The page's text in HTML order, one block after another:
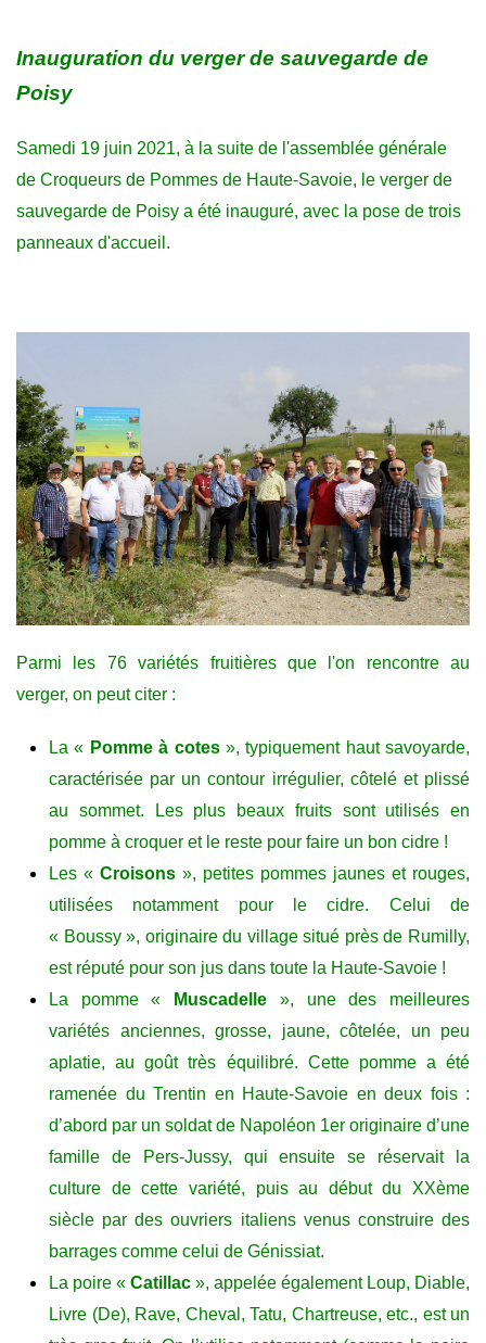
Inauguration du verger de sauvegarde de
Poisy
Samedi 19 juin 2021, à la suite de l'assemblée générale
de Croqueurs de Pommes de Haute-Savoie, le verger de
sauvegarde de Poisy a été inauguré, avec la pose de trois
panneaux d'accueil.
Parmi les 76 variétés fruitières que l'on rencontre au
verger, on peut citer :
La « Pomme à cotes », typiquement haut savoyarde,
caractérisée par un contour irrégulier, côtelé et plissé
au sommet. Les plus beaux fruits sont utilisés en
pomme à croquer et le reste pour faire un bon cidre !
Les « Croisons », petites pommes jaunes et rouges,
utilisées notamment pour le cidre. Celui de
« Boussy », originaire du village situé près de Rumilly,
est réputé pour son jus dans toute la Haute-Savoie !
La pomme «
Muscadelle », une des meilleures
variétés anciennes, grosse, jaune, côtelée, un peu
aplatie, au goût très équilibré. Cette pomme a été
ramenée du Trentin en Haute-Savoie en deux fois :
d’abord par un soldat de Napoléon 1er originaire d’une
famille de Pers-Jussy, qui ensuite se réservait la
culture de cette variété, puis au début du XXème
siècle par des ouvriers italiens venus construire des
barrages comme celui de Génissiat.
La poire « Catillac », appelée également Loup, Diable,
Livre (De), Rave, Cheval, Tatu, Chartreuse, etc., est un